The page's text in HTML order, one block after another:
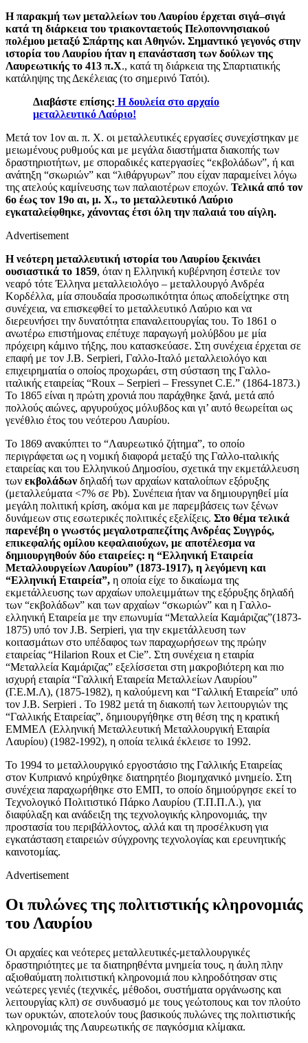
Η παρακμή των μεταλλείων του Λαυρίου έρχεται σιγά–σιγά
κατά τη διάρκεια του τριακονταετούς Πελοποννησιακού
πολέμου μεταξύ Σπάρτης και Αθηνών. Σημαντικό γεγονός στην
ιστορία του Λαυρίου ήταν η επανάσταση των δούλων της
Λαυρεωτικής το 413 π.Χ., κατά τη διάρκεια της Σπαρτιατικής
κατάληψης της Δεκέλειας (το σημερινό Τατόι).
Διαβάστε επίσης: Η δουλεία στο αρχαίο
μεταλλευτικό Λαύριο!
Μετά τον 1ον αι. π. Χ. οι μεταλλευτικές εργασίες συνεχίστηκαν με
μειωμένους ρυθμούς και με μεγάλα διαστήματα διακοπής των
δραστηριοτήτων, με σποραδικές κατεργασίες “εκβολάδων”, ή και
ανάτηξη “σκωριών” και “λιθάργυρων” που είχαν παραμείνει λόγω
της ατελούς καμίνευσης των παλαιοτέρων εποχών. Τελικά από τον
6ο έως τον 19ο αι, μ. Χ., το μεταλλευτικό Λαύριο
εγκαταλείφθηκε, χάνοντας έτσι όλη την παλαιά του αίγλη.
Advertisement
Η νεότερη μεταλλευτική ιστορία του Λαυρίου ξεκινάει
ουσιαστικά το 1859, όταν η Ελληνική κυβέρνηση έστειλε τον
νεαρό τότε Έλληνα μεταλλειολόγο – μεταλλουργό Ανδρέα
Κορδέλλα, μία σπουδαία προσωπικότητα όπως αποδείχτηκε στη
συνέχεια, να επισκεφθεί το μεταλλευτικό Λαύριο και να
διερευνήσει την δυνατότητα επαναλειτουργίας του. Το 1861 ο
ανωτέρω επιστήμονας επέτυχε παραγωγή μολύβδου με μία
πρόχειρη κάμινο τήξης, που κατασκεύασε. Στη συνέχεια έρχεται σε
επαφή με τον J.B. Serpieri, Γαλλο-Ιταλό μεταλλειολόγο και
επιχειρηματία ο οποίος προχωράει, στη σύσταση της Γαλλο-
ιταλικής εταιρείας “Roux – Serpieri – Fressynet C.E.” (1864-1873.)
Το 1865 είναι η πρώτη χρονιά που παράχθηκε ξανά, μετά από
πολλούς αιώνες, αργυρούχος μόλυβδος και γι’ αυτό θεωρείται ως
γενέθλιο έτος του νεότερου Λαυρίου.
Το 1869 ανακύπτει το “Λαυρεωτικό ζήτημα”, το οποίο
περιγράφεται ως η νομική διαφορά μεταξύ της Γαλλο-ιταλικής
εταιρείας και του Ελληνικού Δημοσίου, σχετικά την εκμετάλλευση
των εκβολάδων δηλαδή των αρχαίων καταλοίπων εξόρυξης
(μεταλλεύματα <7% σε Pb). Συνέπεια ήταν να δημιουργηθεί μία
μεγάλη πολιτική κρίση, ακόμα και με παρεμβάσεις των ξένων
δυνάμεων στις εσωτερικές πολιτικές εξελίξεις. Στο θέμα τελικά
παρενέβη ο γνωστός μεγαλοτραπεζίτης Ανδρέας Συγγρός,
επικεφαλής ομίλου κεφαλαιούχων, με αποτέλεσμα να
δημιουργηθούν δύο εταιρείες: η “Ελληνική Εταιρεία
Μεταλλουργείων Λαυρίου” (1873-1917), η λεγόμενη και
“Ελληνική Εταιρεία”, η οποία είχε το δικαίωμα της
εκμετάλλευσης των αρχαίων υπολειμμάτων της εξόρυξης δηλαδή
των “εκβολάδων” και των αρχαίων “σκωριών” και η Γαλλο-
ελληνική Εταιρεία με την επωνυμία “Μεταλλεία Καμάριζας”(1873-
1875) υπό τον J.B. Serpieri, για την εκμετάλλευση των
κοιτασμάτων στο υπέδαφος των παραχωρήσεων της πρώην
εταιρείας “Hilarion Roux et Cie”. Στη συνέχεια η εταιρία
“Μεταλλεία Καμάριζας” εξελίσσεται στη μακροβιότερη και πιο
ισχυρή εταιρία “Γαλλική Εταιρεία Μεταλλείων Λαυρίου”
(Γ.Ε.Μ.Λ), (1875-1982), η καλούμενη και “Γαλλική Εταιρεία” υπό
τον J.B. Serpieri . Το 1982 μετά τη διακοπή των λειτουργιών της
“Γαλλικής Εταιρείας”, δημιουργήθηκε στη θέση της η κρατική
ΕΜΜΕΛ (Ελληνική Μεταλλευτική Μεταλλουργική Εταιρία
Λαυρίου) (1982-1992), η οποία τελικά έκλεισε το 1992.
Το 1994 το μεταλλουργικό εργοστάσιο της Γαλλικής Εταιρείας
στον Κυπριανό κηρύχθηκε διατηρητέο βιομηχανικό μνημείο. Στη
συνέχεια παραχωρήθηκε στο ΕΜΠ, το οποίο δημιούργησε εκεί το
Τεχνολογικό Πολιτιστικό Πάρκο Λαυρίου (Τ.Π.Π.Λ.), για
διαφύλαξη και ανάδειξη της τεχνολογικής κληρονομιάς, την
προστασία του περιβάλλοντος, αλλά και τη προσέλκυση για
εγκατάσταση εταιρειών σύγχρονης τεχνολογίας και ερευνητικής
καινοτομίας.
Advertisement
Οι πυλώνες της πολιτιστικής κληρονομιάς
του Λαυρίου
Οι αρχαίες και νεότερες μεταλλευτικές-μεταλλουργικές
δραστηριότητες με τα διατηρηθέντα μνημεία τους, η άυλη πλην
αξιοθαύματη πολιτιστική κληρονομιά που κληροδότησαν στις
νεώτερες γενιές (τεχνικές, μέθοδοι, συστήματα οργάνωσης και
λειτουργίας κλπ) σε συνδυασμό με τους γεώτοπους και τον πλούτο
των ορυκτών, αποτελούν τους βασικούς πυλώνες της πολιτιστικής
κληρονομιάς της Λαυρεωτικής σε παγκόσμια κλίμακα.